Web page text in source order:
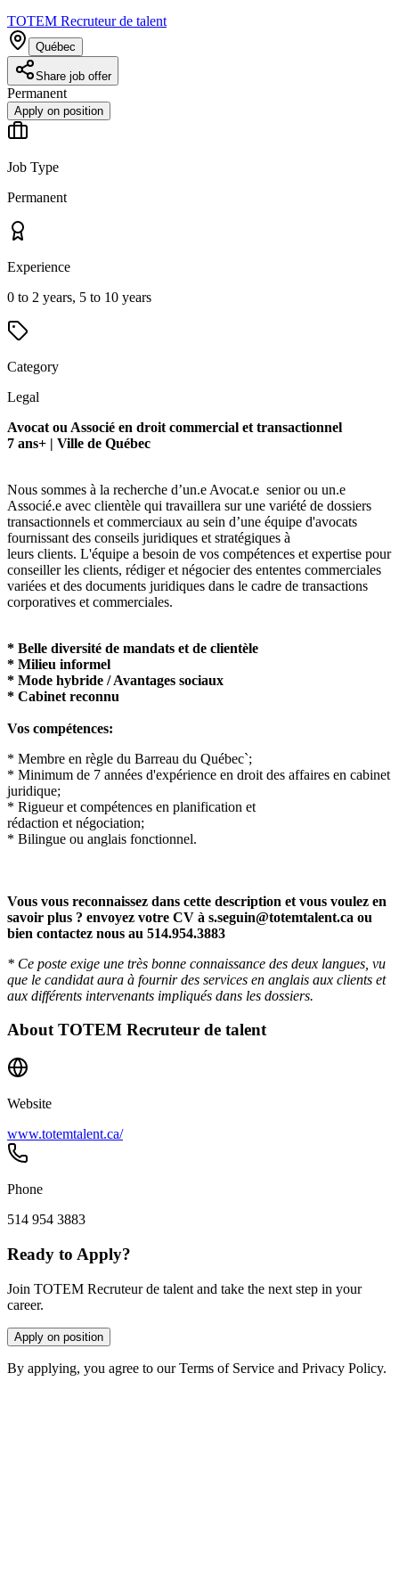
TOTEM Recruteur de talent
Québec
Share job offer
Permanent
Apply on position
Job Type
Permanent
Experience
0 to 2 years, 5 to 10 years
Category
Legal
Avocat ou Associé en droit commercial et transactionnel
7 ans+ | Ville de Québec
Nous sommes à la recherche d’un.e Avocat.e senior ou un.e
Associé.e avec clientèle qui travaillera sur une variété de dossiers
transactionnels et commerciaux au sein d’une équipe d'avocats
fournissant des conseils juridiques et stratégiques à
leurs clients. L'équipe a besoin de vos compétences et expertise pour
conseiller les clients, rédiger et négocier des ententes commerciales
variées et des documents juridiques dans le cadre de transactions
corporatives et commerciales.
* Belle diversité de mandats et de clientèle
* Milieu informel
* Mode hybride / Avantages sociaux
* Cabinet reconnu
Vos compétences:
* Membre en règle du Barreau du Québec`;
* Minimum de 7 années d'expérience en droit des affaires en cabinet
juridique;
* Rigueur et compétences en planification et
rédaction et négociation;
* Bilingue ou anglais fonctionnel.
Vous vous reconnaissez dans cette description et vous voulez en
savoir plus ? envoyez votre CV à s.seguin@totemtalent.ca ou
bien contactez nous au 514.954.3883
* Ce poste exige une très bonne connaissance des deux langues, vu
que le candidat aura à fournir des services en anglais aux clients et
aux différents intervenants impliqués dans les dossiers.
About TOTEM Recruteur de talent
Website
www.totemtalent.ca/
Phone
514 954 3883
Ready to Apply?
Join TOTEM Recruteur de talent and take the next step in your
career.
Apply on position
By applying, you agree to our Terms of Service and Privacy Policy.